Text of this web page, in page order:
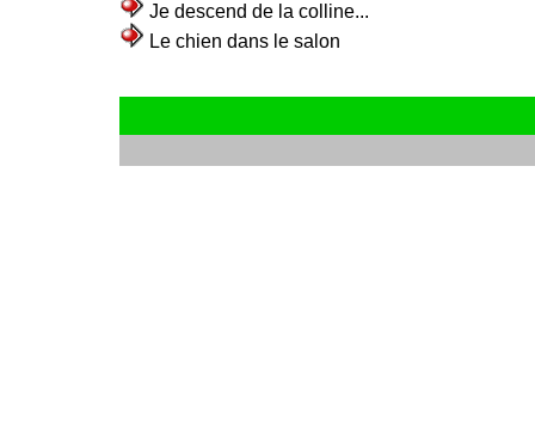
Je descend de la colline...
Le chien dans le salon